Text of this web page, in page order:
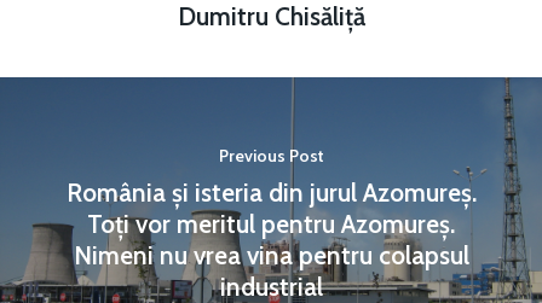
Dumitru Chisăliță
Previous Post
România și isteria din jurul Azomureș.
Toți vor meritul pentru Azomureș.
Nimeni nu vrea vina pentru colapsul
industrial